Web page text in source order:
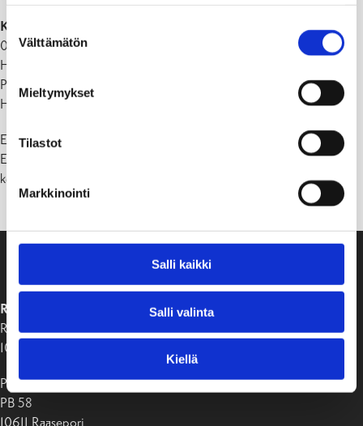
Suostumuksen
valinta
Välttämätön
Mieltymykset
Tilastot
Markkinointi
Salli kaikki
Salli valinta
Kiellä
Kevätlukukausi 2027:
07.01.2027 – 05.06.2027 (99 työpäivää)
Hiihtoloma, viikko 8: 22.02.2027 – 26.02.2027
Pääsiäinen: 26.03.2027 – 29.03.2027
Helatorstain jälkeinen perjantai vapaapäivä: 7.5.2027
Esiopetus ja lukiokoulutus noudattavat perusopetuksen työaikoja.
Esiopetuksen
kevätlukukausi päättyy kuitenkin perjantaina 4.6.2027.
RAASEPORIN KAUPUNKI
Raaseporintie 37
10650 Tammisaari
Postiosoite:
PB 58
10611 Raasepori